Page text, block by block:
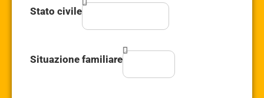
Stato civile
Situazione familiare